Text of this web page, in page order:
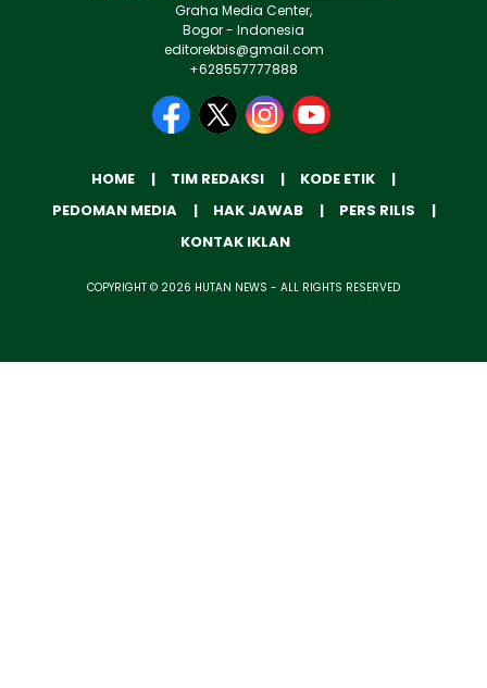
Graha Media Center,
Bogor - Indonesia
editorekbis@gmail.com
+628557777888
HOME TIM REDAKSI
KODE ETIK
PEDOMAN MEDIA
HAK JAWAB
PERS RILIS
KONTAK IKLAN
COPYRIGHT © 2026 HUTAN NEWS - ALL RIGHTS RESERVED